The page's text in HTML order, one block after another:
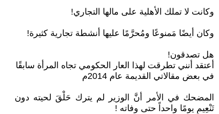
وكانت لا تملك الأهلية على مالها التجاري!
وكان أيضًا مَمنوعًا ومُحرَّمًا عليها أنشطة تجارية كثيرة!
هل تصدقون!
أعتقد أنني تطرقت لهذا العار الحكومي تجاه المرأة سابقًا
في بعض مقالاتي القديمة عام 2014م
المضحك في الأمر أنَّ الوزير لم يترك حَلْقَ لحيته دون
تَنْعِيمٍ يومًا واحداً حتى وفاته !